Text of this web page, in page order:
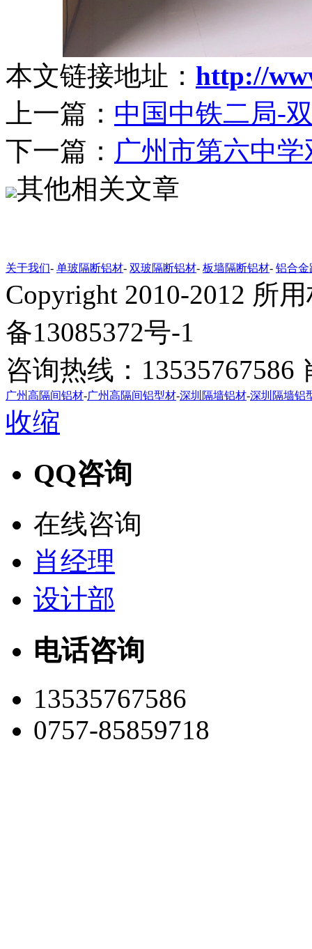
本文链接地址： http://
上一篇： 中国中铁二局-
下一篇： 广州市第六中
其他相关文章
关于我们- 单玻隔断铝材- 双玻隔断铝材- 板墙隔断铝材- 铝合金
Copyright 2010-2012 所
备13085372号-1
咨询热线：13535767586
广州高隔间铝材-广州高隔间铝型材-深圳隔墙铝材-深圳隔墙铝
收缩
QQ咨询
在线咨询
肖经理
设计部
电话咨询
13535767586
0757-85859718